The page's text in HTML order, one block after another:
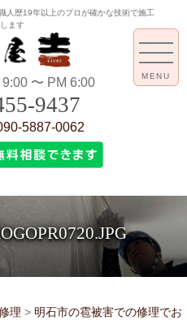
歴19年以上のプロが確かな技術で施工
ます
〜 PM 6:00
9437
5887-0062
MENU
理 > 明石市の雹被害での修理でお